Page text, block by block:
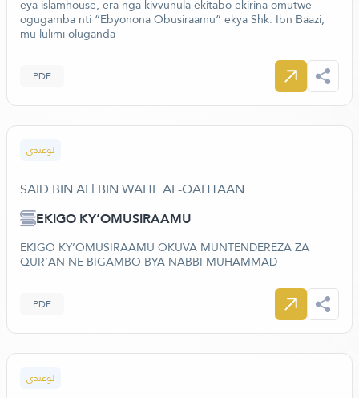
eya islamhouse, era nga kivvunula ekitabo ekirina omutwe
ogugamba nti “Ebyonona Obusiraamu” ekya Shk. Ibn Baazi,
mu lulimi oluganda
PDF
لوغندي
SAID BIN ALl BIN WAHF AL-QAHTAAN
EKIGO KY’OMUSIRAAMU
EKIGO KY’OMUSIRAAMU OKUVA MUNTENDEREZA ZA
QUR’AN NE BIGAMBO BYA NABBI MUHAMMAD
PDF
لوغندي